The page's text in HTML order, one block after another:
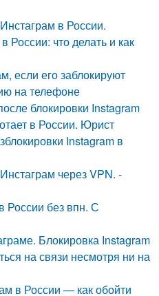
в России.
России: что делать и как
если его заблокируют
на телефоне
блокировки Instagram
в России. Юрист
Instagram в
через VPN. -
России без впн. С
Блокировка Instagram
на связи несмотря ни на
в России — как обойти